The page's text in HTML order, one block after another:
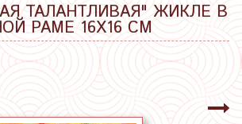
ТАЛАНТЛИВАЯ" ЖИКЛЕ В
РАМЕ 16Х16 СМ